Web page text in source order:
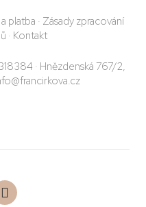
platba · Zásady zpracování
· Kontakt
· Hnězdenská 767/2,